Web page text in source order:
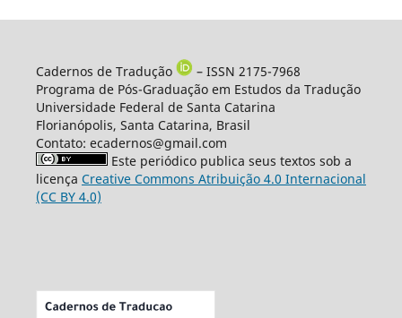
Cadernos de Tradução
– ISSN 2175-7968
Programa de Pós-Graduação em Estudos da Tradução
Universidade Federal de Santa Catarina
Florianópolis, Santa Catarina, Brasil
Contato: ecadernos@gmail.com
Este periódico publica seus textos sob a
licença Creative Commons Atribuição 4.0 Internacional
(CC BY 4.0)